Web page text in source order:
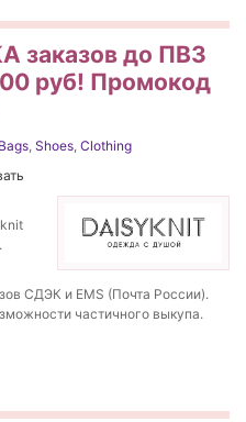
заказов до ПВЗ
руб! Промокод
Bags, Shoes, Clothing
СДЭК и EMS (Почта России).
частичного выкупа.